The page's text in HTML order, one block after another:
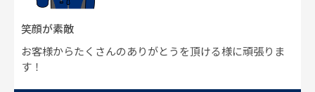
笑顔が素敵
お客様からたくさんのありがとうを頂ける様に頑張りま
す！